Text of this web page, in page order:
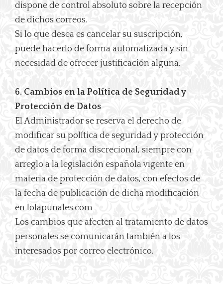
dispone de control absoluto sobre la recepción
de dichos correos.
Si lo que desea es cancelar su suscripción,
puede hacerlo de forma automatizada y sin
necesidad de ofrecer justificación alguna.
6. Cambios en la Política de Seguridad y
Protección de Datos
El Administrador se reserva el derecho de
modificar su política de seguridad y protección
de datos de forma discrecional, siempre con
arreglo a la legislación española vigente en
materia de protección de datos, con efectos de
la fecha de publicación de dicha modificación
en lolapuñales.com
Los cambios que afecten al tratamiento de datos
personales se comunicarán también a los
interesados por correo electrónico.